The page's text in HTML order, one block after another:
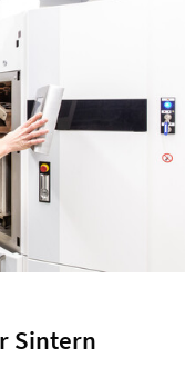
Sintern